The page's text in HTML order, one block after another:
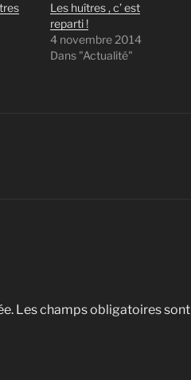
Les huîtres , c’ est
reparti !
4 novembre 2014
Dans "Actualité"
Les champs obligatoires sont